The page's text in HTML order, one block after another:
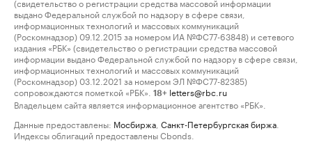
выдано Федеральной службой по надзору в сфере связи,
информационных технологий и массовых коммуникаций
(Роскомнадзор) 09.12.2015 за номером ИА №ФС77-63848) и сетевого
издания «РБК» (свидетельство о регистрации средства массовой
информации выдано Федеральной службой по надзору в сфере связи,
информационных технологий и массовых коммуникаций
(Роскомнадзор) 03.12.2021 за номером ЭЛ №ФС77-82385)
сопровождаются пометкой «РБК».
18+ letters@rbc.ru
Владельцем сайта является информационное агентство «РБК».
Данные предоставлены: Мосбиржа Санкт-Петербургская биржа
Индексы облигаций предоставлены Cbonds.